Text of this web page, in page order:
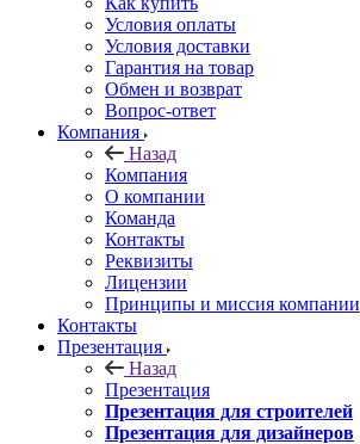
Условия оплаты
Условия доставки
Гарантия на товар
Обмен и возврат
Вопрос-ответ
Компания
Назад
Компания
О компании
Команда
Контакты
Реквизиты
Лицензии
Принципы и миссия компании
Контакты
Презентация
Назад
Презентация
Презентация для строителей
Презентация для дизайнеров